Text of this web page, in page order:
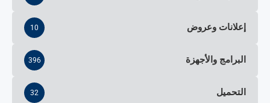
إعلانات وعروض 10
البرامج والأجهزة 396
التحميل 32